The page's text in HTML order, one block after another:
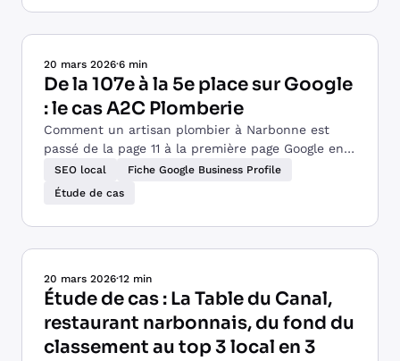
20 mars 2026·6 min
De la 107e à la 5e place sur Google
: le cas A2C Plomberie
Comment un artisan plombier à Narbonne est
passé de la page 11 à la première page Google en
12 mois. Méthode SEO locale détaillée.
SEO local
Fiche Google Business Profile
Étude de cas
20 mars 2026·12 min
Étude de cas : La Table du Canal,
restaurant narbonnais, du fond du
classement au top 3 local en 3